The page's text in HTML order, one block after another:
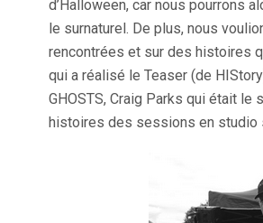
d’Halloween, car nous pourrons
le surnaturel. De plus, nous
rencontrées et sur des histoires
qui a réalisé le Teaser (de
GHOSTS, Craig Parks qui était
histoires des sessions en studio